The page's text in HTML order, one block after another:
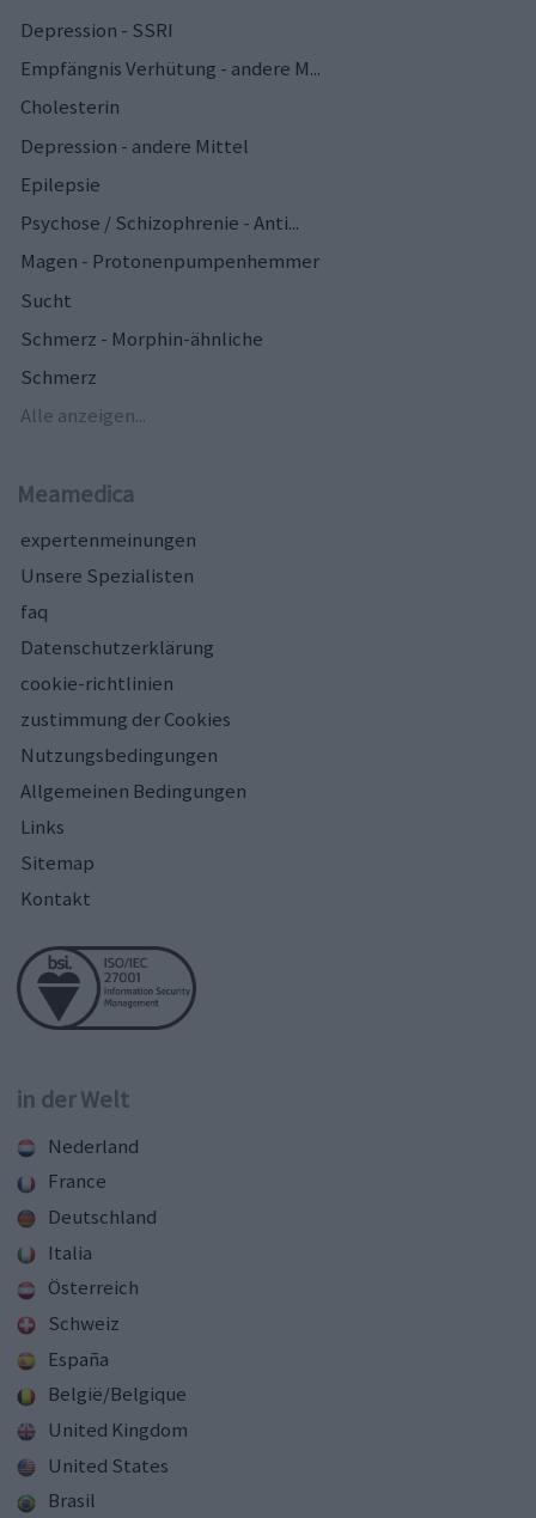
Depression - SSRI
Empfängnis Verhütung - andere M...
Cholesterin
Depression - andere Mittel
Epilepsie
Psychose / Schizophrenie - Anti...
Magen - Protonenpumpenhemmer
Sucht
Schmerz - Morphin-ähnliche
Schmerz
Alle anzeigen...
Meamedica
expertenmeinungen
Unsere Spezialisten
faq
Datenschutzerklärung
cookie-richtlinien
zustimmung der Cookies
Nutzungsbedingungen
Allgemeinen Bedingungen
Links
Sitemap
Kontakt
in der Welt
Nederland
France
Deutschland
Italia
Österreich
Schweiz
España
België/Belgique
United Kingdom
United States
Brasil